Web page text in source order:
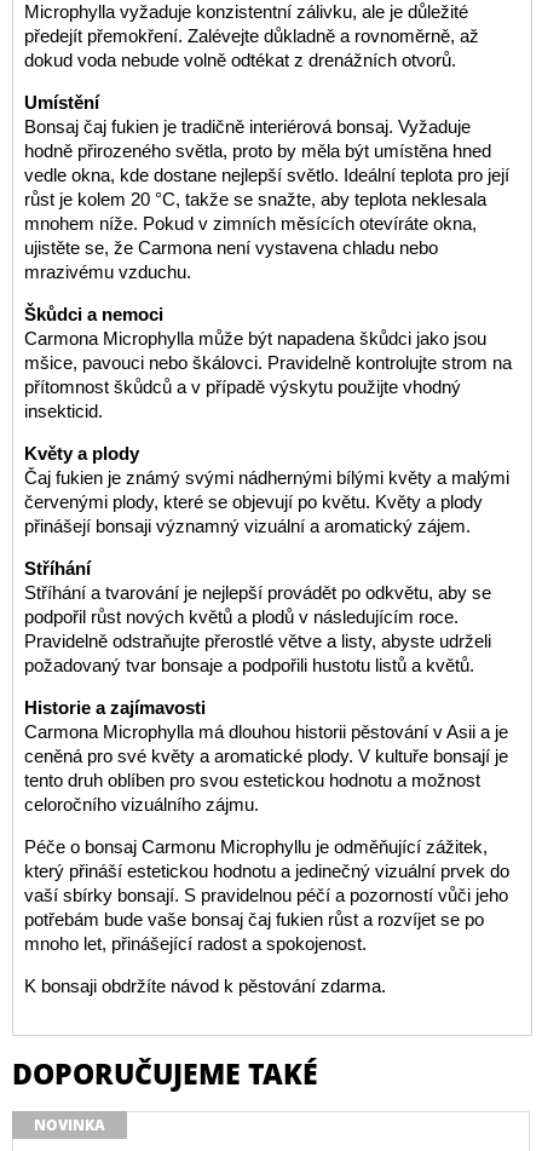
Microphylla vyžaduje konzistentní zálivku, ale je důležité
předejít přemokření. Zalévejte důkladně a rovnoměrně, až
dokud voda nebude volně odtékat z drenážních otvorů.
Umístění
Bonsaj čaj fukien je tradičně interiérová bonsaj. Vyžaduje
hodně přirozeného světla, proto by měla být umístěna hned
vedle okna, kde dostane nejlepší světlo. Ideální teplota pro její
růst je kolem 20 °C, takže se snažte, aby teplota neklesala
mnohem níže. Pokud v zimních měsících otevíráte okna,
ujistěte se, že Carmona není vystavena chladu nebo
mrazivému vzduchu.
Škůdci a nemoci
Carmona Microphylla může být napadena škůdci jako jsou
mšice, pavouci nebo škálovci. Pravidelně kontrolujte strom na
přítomnost škůdců a v případě výskytu použijte vhodný
insekticid.
Květy a plody
Čaj fukien je známý svými nádhernými bílými květy a malými
červenými plody, které se objevují po květu. Květy a plody
přinášejí bonsaji významný vizuální a aromatický zájem.
Stříhání
Stříhání a tvarování je nejlepší provádět po odkvětu, aby se
podpořil růst nových květů a plodů v následujícím roce.
Pravidelně odstraňujte přerostlé větve a listy, abyste udrželi
požadovaný tvar bonsaje a podpořili hustotu listů a květů.
Historie a zajímavosti
Carmona Microphylla má dlouhou historii pěstování v Asii a je
ceněná pro své květy a aromatické plody. V kultuře bonsají je
tento druh oblíben pro svou estetickou hodnotu a možnost
celoročního vizuálního zájmu.
Péče o bonsaj Carmonu Microphyllu je odměňující zážitek,
který přináší estetickou hodnotu a jedinečný vizuální prvek do
vaší sbírky bonsají. S pravidelnou péčí a pozorností vůči jeho
potřebám bude vaše bonsaj čaj fukien růst a rozvíjet se po
mnoho let, přinášející radost a spokojenost.
K bonsaji obdržíte návod k pěstování zdarma.
DOPORUČUJEME TAKÉ
NOVINKA